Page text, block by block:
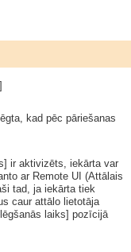
kad pēc pāriešanas
ir aktivizēts, iekārta var
ar Remote UI (Attālais
tad, ja iekārta tiek
caur attālo lietotāja
laiks] pozīcijā